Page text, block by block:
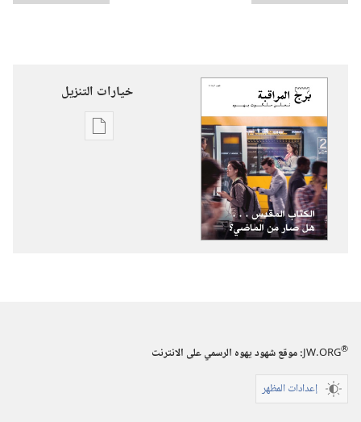
خيارات التنزيل
خيارات
JW.ORG®
:‏ موقع شهود يهوه الرسمي على الانترنت
إعدادات المظهر